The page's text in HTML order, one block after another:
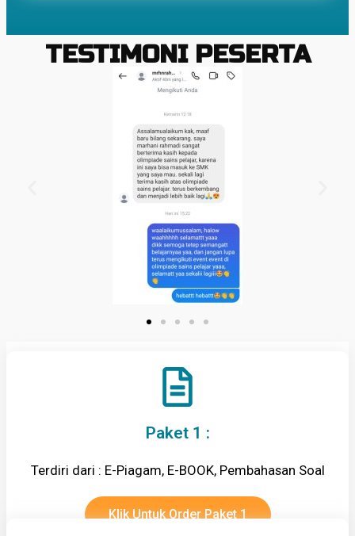
TESTIMONI PESERTA
Paket 1 :
Terdiri dari : E-Piagam, E-BOOK, Pembahasan Soal
Klik Untuk Order Paket 1